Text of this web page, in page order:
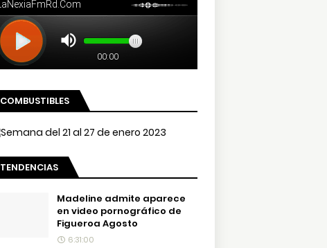
COMBUSTIBLES
TENDENCIAS
Madeline admite aparece
en video pornográfico de
Figueroa Agosto
6:31:00